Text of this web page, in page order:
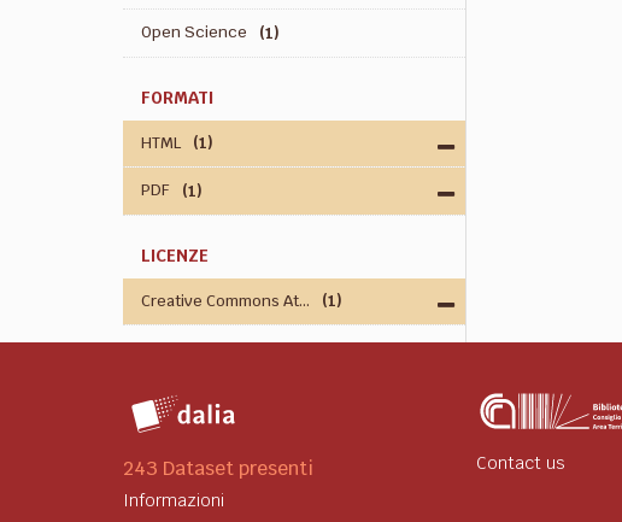
Open Science (1)
FORMATI
HTML (1)
PDF (1)
LICENZE
Creative Commons At... (1)
243 Dataset presenti
Informazioni
Contact us